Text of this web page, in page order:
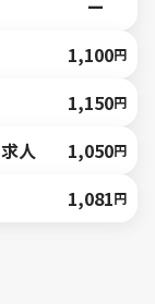
ー
1,100円
1,150円
人 1,050円
1,081円